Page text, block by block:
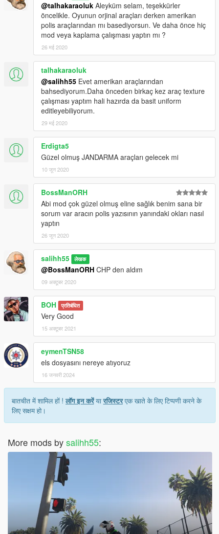
@talhakaraoluk Aleyküm selam, teşekkürler
öncelikle. Oyunun orjinal araçları derken amerikan
polis araçlarından mı basediyorsun. Ve daha önce hiç
mod veya kaplama çalışması yaptın mı ?
26 मई 2020
talhakaraoluk
@salihh55 Evet amerikan araçlarından
bahsediyorum.Daha önceden birkaç kez araç texture
çalışması yaptım hali hazırda da basit uniform
editleyebiliyorum.
29 मई 2020
Erdigta5
Güzel olmuş JANDARMA araçları gelecek mi
10 जून 2020
BossManORH
Abi mod çok güzel olmuş eline sağlık benim sana bir
sorum var aracın polis yazısının yanındaki okları nasıl
yaptın
26 जून 2020
salihh55 लेखक
@BossManORH CHP den aldım
09 अक्टूबर 2020
BOH प्रतिबंधित
Very Good
15 अक्टूबर 2021
eymenTSN58
els dosyasını nereye atıyoruz
16 जनवरी 2024
बातचीत में शामिल हों !लॉग इन करेंयारजिस्टरएक खाते के लिए टिप्पणी करने के
लिए सक्षम हो।
More mods bysalihh55: